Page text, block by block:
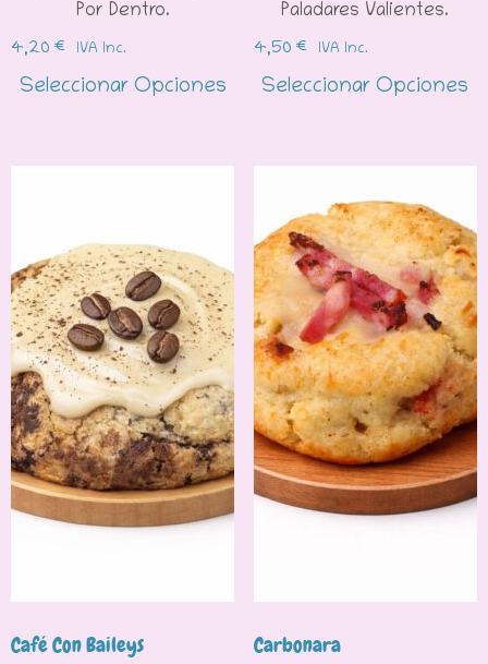
Por Dentro.
4,20 € IVA Inc.
Seleccionar Opciones
Paladares Valientes.
4,50 € IVA Inc.
Seleccionar Opciones
Café Con Baileys Carbonara